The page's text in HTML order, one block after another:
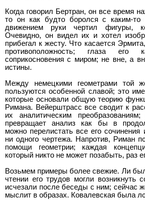
Когда говорил Бертран, он все время
то он как будто боролся с каким-то
движением руки чертил фигуры,
Очевидно, он видел их и хотел
прибегал к жесту. Что касается
противоположность; глаза
соприкосновения с миром; не вне, а
истины.
Между немецкими геометрами той
пользуются особенной славой; это
которые основали общую теорию
Римана. Вейерштрасс все сводит к
их аналитическим
превращает анализ как бы в
можно перелистать все его сочинения
ни одного чертежа. Напротив, Риман
помощи геометрии; каждая
который никто не может позабыть, раз
Возьмем примеры более свежие. Ли
чтении его трудов могли возникнуть
исчезали после беседы с ним; сейчас
мыслит в образах. Ковалевская была